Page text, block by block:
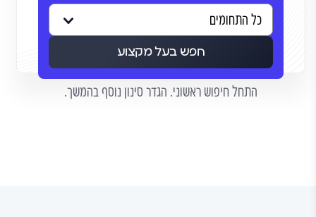
חפש בעל מקצוע
התחל חיפוש ראשוני. הגדר סינון נוסף בהמשך.